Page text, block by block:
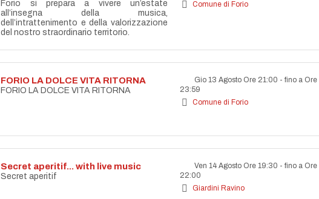
Forio si prepara a vivere un’estate
all’insegna della musica,
dell’intrattenimento e della valorizzazione
del nostro straordinario territorio.
Comune di Forio
FORIO LA DOLCE VITA RITORNA
FORIO LA DOLCE VITA RITORNA
Gio 13 Agosto Ore 21:00 - fino a Ore
23:59
Comune di Forio
Secret aperitif... with live music
Secret aperitif
Ven 14 Agosto Ore 19:30 - fino a Ore
22:00
Giardini Ravino